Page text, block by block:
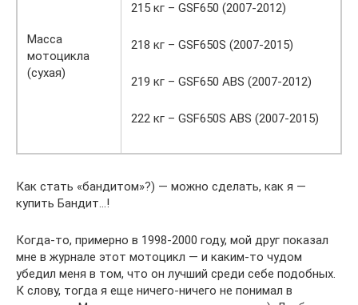
Масса
мотоцикла
(сухая)
215 кг – GSF650 (2007-2012)
218 кг – GSF650S (2007-2015)
219 кг – GSF650 ABS (2007-2012)
222 кг – GSF650S ABS (2007-2015)
Как стать «бандитом»?) — можно сделать, как я —
купить Бандит…!
Когда-то, примерно в 1998-2000 году, мой друг показал
мне в журнале этот мотоцикл — и каким-то чудом
убедил меня в том, что он лучший среди себе подобных.
К слову, тогда я еще ничего-ничего не понимал в